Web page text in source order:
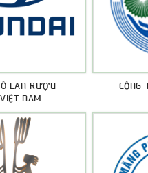
LAN RƯỢU
NAM
CÔNG